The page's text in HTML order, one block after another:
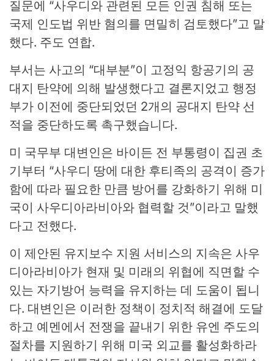
질문에 “사우디와 관련된 모든 인권 침해 또는
국제 인도법 위반 혐의를 면밀히 검토했다”고 말
했다. 주도 연합.
부서는 사고의 “대부분”이 고정익 항공기의 공
대지 탄약에 의해 발생했다고 결론지었고 행정
부가 이전에 중단되었던 2개의 공대지 탄약 선
적을 중단하도록 촉구했습니다.
미 국무부 대변인은 바이든 전 부통령이 집권 초
기부터 “사우디 땅에 대한 후티족의 공격이 증가
함에 따라 필요한 만큼 방어를 강화하기 위해 미
국이 사우디아라비아와 협력할 것”이라고 말했
다고 전했다.
이 제안된 유지보수 지원 서비스의 지속은 사우
디아라비아가 현재 및 미래의 위협에 직면할 수
있는 자기방어 능력을 유지하는 데 도움이 됩니
다. 대변인은 이러한 정책이 정치적 해결에 도달
하고 예멘에서 전쟁을 끝내기 위한 유엔 주도의
절차를 지원하기 위해 미국 외교를 활성화하라